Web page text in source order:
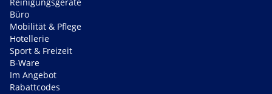
Reinigungsgeräte
Büro
Mobilität & Pflege
Hotellerie
Sport & Freizeit
B-Ware
Im Angebot
Rabattcodes